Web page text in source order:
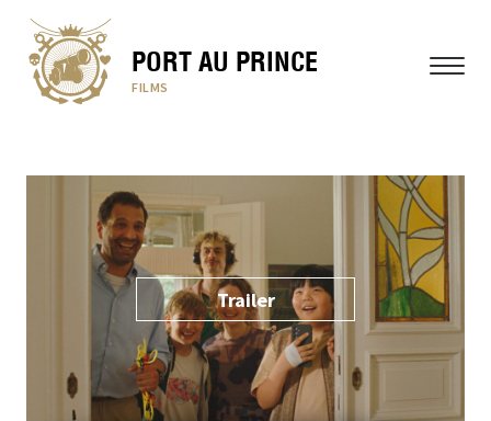
PORT AU PRINCE
FILMS
MENÜ
Trailer